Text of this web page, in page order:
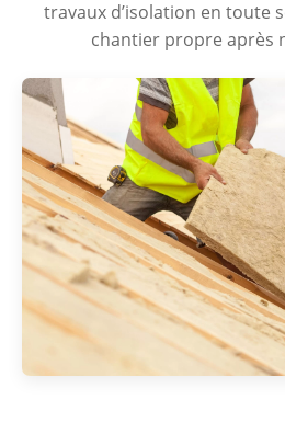
travaux d’isolation en toute
chantier propre après